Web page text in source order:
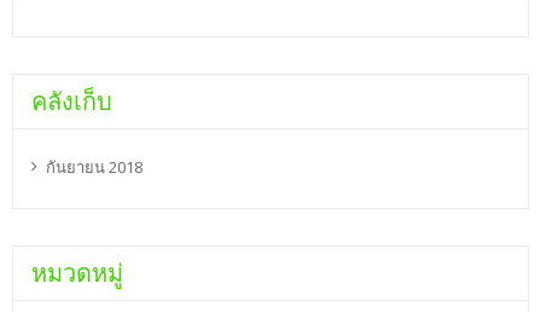
คลังเก็บ
กันยายน 2018
หมวดหมู่